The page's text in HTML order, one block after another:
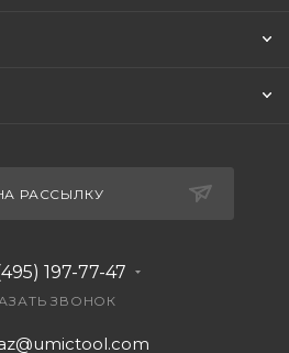
РАССЫЛКУ
197-77-47
ЗВОНОК